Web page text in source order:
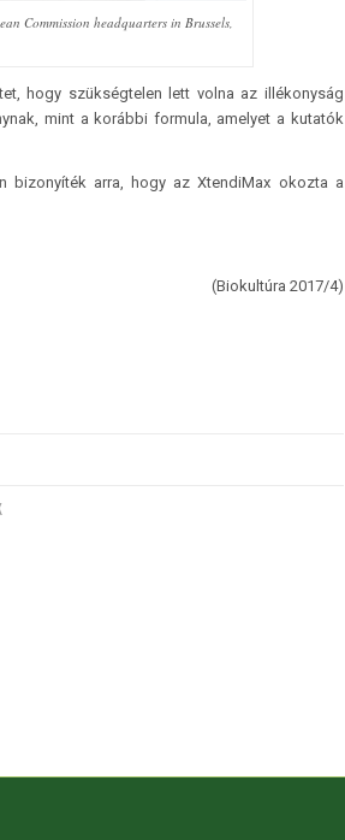
Commission headquarters in Brussels,
hogy szükségtelen lett volna az illékonyság
mint a korábbi formula, amelyet a kutatók
bizonyíték arra, hogy az XtendiMax okozta a
(Biokultúra 2017/4)